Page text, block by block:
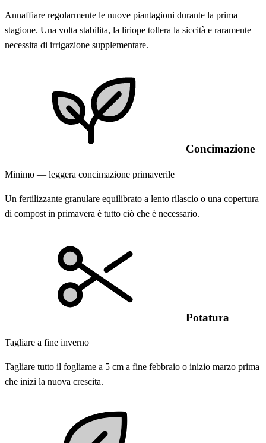
Annaffiare regolarmente le nuove piantagioni durante la prima
stagione. Una volta stabilita, la liriope tollera la siccità e raramente
necessita di irrigazione supplementare.
Concimazione
Minimo — leggera concimazione primaverile
Un fertilizzante granulare equilibrato a lento rilascio o una copertura
di compost in primavera è tutto ciò che è necessario.
Potatura
Tagliare a fine inverno
Tagliare tutto il fogliame a 5 cm a fine febbraio o inizio marzo prima
che inizi la nuova crescita.